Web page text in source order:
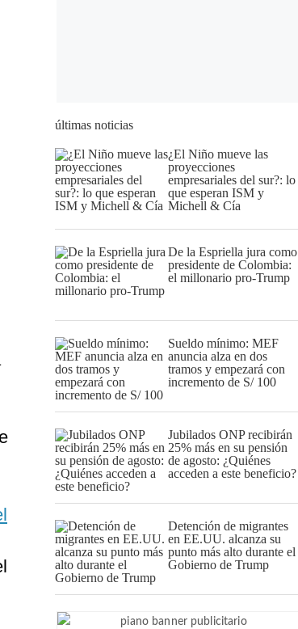
últimas noticias
¿El Niño mueve las
proyecciones
empresariales del sur?: lo
que esperan ISM y
Michell & Cía
De la Espriella jura como
presidente de Colombia:
el millonario pro-Trump
Sueldo mínimo: MEF
anuncia alza en dos
tramos y empezará con
incremento de S/ 100
Jubilados ONP recibirán
25% más en su pensión
de agosto: ¿Quiénes
acceden a este beneficio?
Detención de migrantes
en EE.UU. alcanza su
punto más alto durante el
Gobierno de Trump